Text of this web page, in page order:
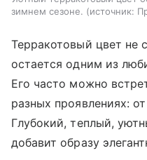
зимнем сезоне.
источник:
Терракотовый цвет не
остается одним из
Его часто можно
разных проявлениях:
Глубокий, теплый,
добавит образу